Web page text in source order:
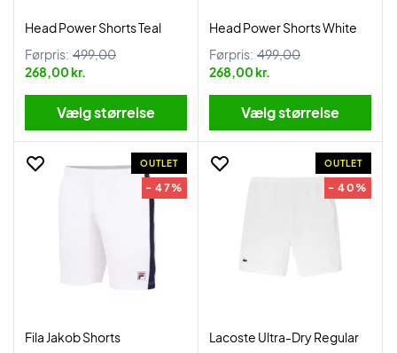
Head Power Shorts Teal
Førpris: 499,00
268,00 kr.
Vælg størrelse
Head Power Shorts White
Førpris: 499,00
268,00 kr.
Vælg størrelse
OUTLET
- 47%
Fila Jakob Shorts
OUTLET
- 40%
Lacoste Ultra-Dry Regular